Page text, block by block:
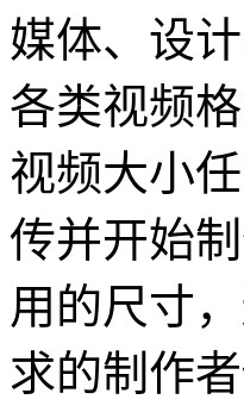
媒体、设
各类视频
视频大小
传并开始
用的尺寸
求的制作